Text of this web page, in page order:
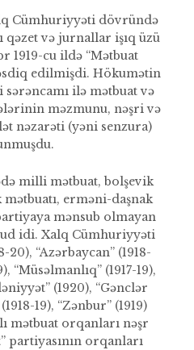
Cümhuriyyəti dövründə
və jurnallar işıq üzü
1919-cu ildə “Mətbuat
edilmişdi. Hökumətin
ilə mətbuat və
məzmunu, nəşri və
nəzarəti (yəni senzura)
milli mətbuat, bolşevik
mətbuatı, erməni-daşnak
mənsub olmayan
idi. Xalq Cümhuriyyəti
“Azərbaycan” (1918-
“Müsəlmanlıq” (1917-19),
(1920), “Gənclər
19), “Zənbur” (1919)
mətbuat orqan­ları nəşr
partiyasının orqanları